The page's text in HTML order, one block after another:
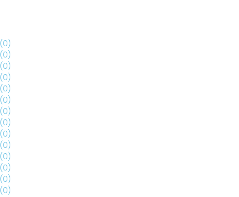
(0)
(0)
(0)
(0)
(0)
(0)
(0)
(0)
(0)
(0)
(0)
(0)
(0)
(0)